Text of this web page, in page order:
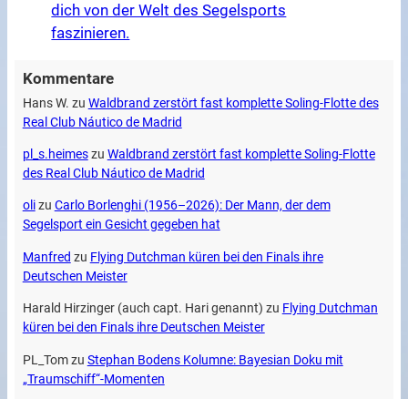
dich von der Welt des Segelsports
faszinieren.
Kommentare
Hans W. zu Waldbrand zerstört fast komplette Soling-Flotte des
Real Club Náutico de Madrid
pl_s.heimeszu Waldbrand zerstört fast komplette Soling-Flotte
des Real Club Náutico de Madrid
olizu Carlo Borlenghi (1956–2026): Der Mann, der dem
Segelsport ein Gesicht gegeben hat
Manfred zu Flying Dutchman küren bei den Finals ihre
Deutschen Meister
Harald Hirzinger (auch capt. Hari genannt) zu Flying Dutchman
küren bei den Finals ihre Deutschen Meister
PL_Tomzu Stephan Bodens Kolumne: Bayesian Doku mit
„Traumschiff“-Momenten